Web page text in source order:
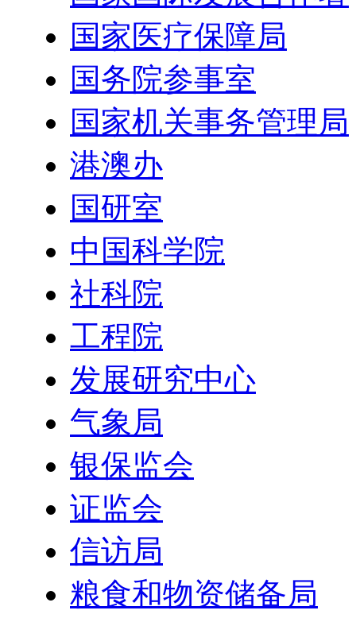
国家医疗保障局
国务院参事室
国家机关事务管理局
港澳办
国研室
中国科学院
社科院
工程院
发展研究中心
气象局
银保监会
证监会
信访局
粮食和物资储备局